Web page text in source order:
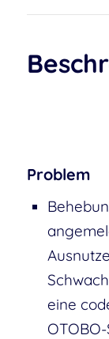
Problem
eine